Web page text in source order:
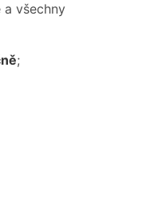
všechny
;